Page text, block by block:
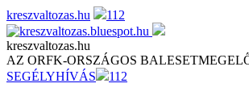
Skip
to
content
kreszvaltozas.hu 112
kreszvaltozas.hu
AZ ORFK-ORSZÁGOS
SEGÉLYHÍVÁS
112